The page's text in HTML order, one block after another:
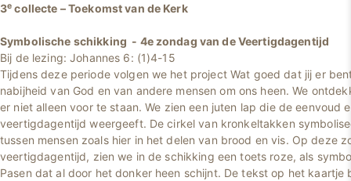
3e collecte – Toekomst van de Kerk
Symbolische schikking - 4e zondag van de Veertigdagentijd
Bij de lezing: Johannes 6: (1)4-15
Tijdens deze periode volgen we het project Wat goed dat jij er
nabijheid van God en van andere mensen om ons heen. We
er niet alleen voor te staan. We zien een juten lap die de eenvoud
veertigdagentijd weergeeft. De cirkel van kronkeltakken
tussen mensen zoals hier in het delen van brood en vis. Op deze
veertigdagentijd, zien we in de schikking een toets roze, als
Pasen dat al door het donker heen schijnt. De tekst op het kaartje